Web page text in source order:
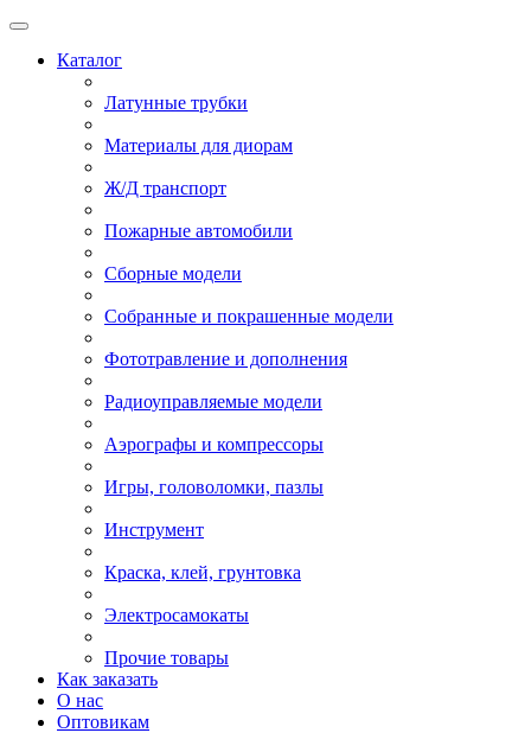
Каталог
Латунные трубки
Материалы для диорам
Ж/Д транспорт
Пожарные автомобили
Сборные модели
Собранные и покрашенные модели
Фототравление и дополнения
Радиоуправляемые модели
Аэрографы и компрессоры
Игры, головоломки, пазлы
Инструмент
Краска, клей, грунтовка
Электросамокаты
Прочие товары
Как заказать
О нас
Оптовикам